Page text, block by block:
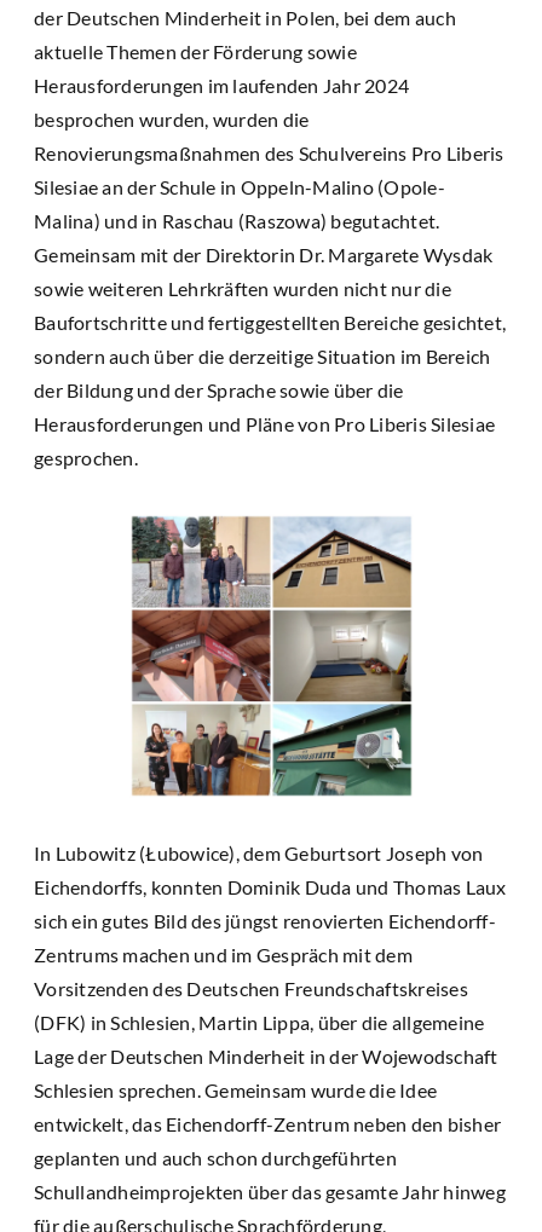
der Deutschen Minderheit in Polen, bei dem auch
aktuelle Themen der Förderung sowie
Herausforderungen im laufenden Jahr 2024
besprochen wurden, wurden die
Renovierungsmaßnahmen des Schulvereins Pro Liberis
Silesiae an der Schule in Oppeln-Malino (Opole-
Malina) und in Raschau (Raszowa) begutachtet.
Gemeinsam mit der Direktorin Dr. Margarete Wysdak
sowie weiteren Lehrkräften wurden nicht nur die
Baufortschritte und fertiggestellten Bereiche gesichtet,
sondern auch über die derzeitige Situation im Bereich
der Bildung und der Sprache sowie über die
Herausforderungen und Pläne von Pro Liberis Silesiae
gesprochen.
In Lubowitz (Łubowice), dem Geburtsort Joseph von
Eichendorffs, konnten Dominik Duda und Thomas Laux
sich ein gutes Bild des jüngst renovierten Eichendorff-
Zentrums machen und im Gespräch mit dem
Vorsitzenden des Deutschen Freundschaftskreises
(DFK) in Schlesien, Martin Lippa, über die allgemeine
Lage der Deutschen Minderheit in der Wojewodschaft
Schlesien sprechen. Gemeinsam wurde die Idee
entwickelt, das Eichendorff-Zentrum neben den bisher
geplanten und auch schon durchgeführten
Schullandheimprojekten über das gesamte Jahr hinweg
für die außerschulische Sprachförderung,